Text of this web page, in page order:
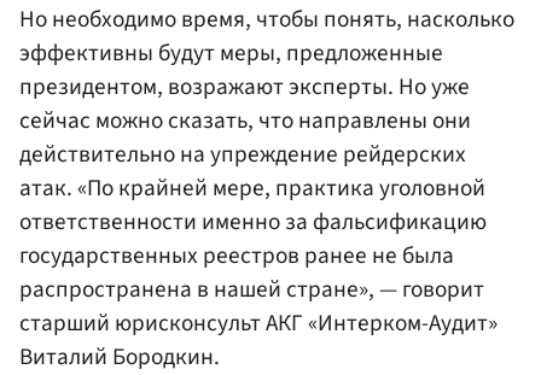
Но необходимо время, чтобы понять, насколько
эффективны будут меры, предложенные
президентом, возражают эксперты. Но уже
сейчас можно сказать, что направлены они
действительно на упреждение рейдерских
атак. «По крайней мере, практика уголовной
ответственности именно за фальсификацию
государственных реестров ранее не была
распространена в нашей стране», — говорит
старший юрисконсульт АКГ «Интерком-Аудит»
Виталий Бородкин.